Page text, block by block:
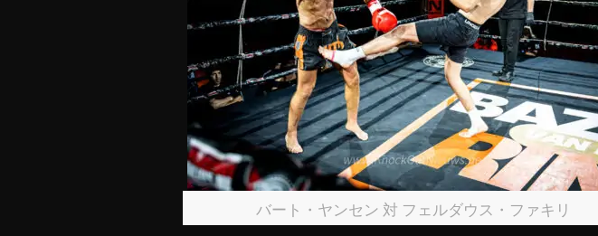
バート・ヤンセン 対 フェルダウス・ファキリ